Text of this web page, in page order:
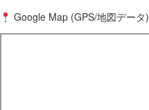
Google Map (GPS/地図データ)